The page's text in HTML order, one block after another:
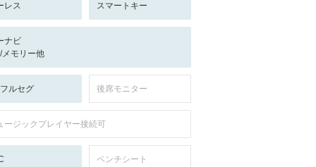
レス スマートキー
ナビ
メモリー他
ルセグ 後席モニター
ージックプレイヤー接続可
ベンチシート